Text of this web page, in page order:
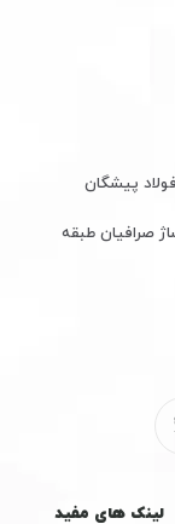
پیشگان
صرافیان طبقه
لینک های مفید